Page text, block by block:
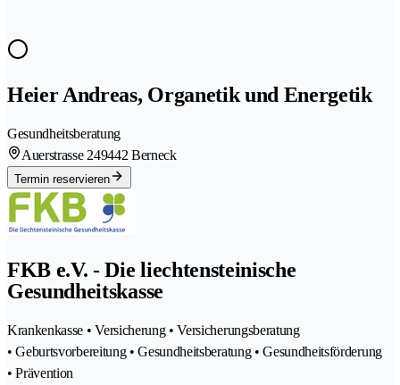
Heier Andreas, Organetik und Energetik
Gesundheitsberatung
Auerstrasse 249442 Berneck
Termin reservieren
FKB e.V. - Die liechtensteinische
Gesundheitskasse
Krankenkasse • Versicherung • Versicherungsberatung
• Geburtsvorbereitung • Gesundheitsberatung • Gesundheitsförderung
• Prävention